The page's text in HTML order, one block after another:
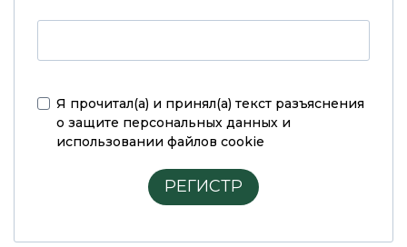
Я прочитал(а) и принял(а) текст разъяснения
о защите персональных данных и
использовании файлов cookie
РЕГИСТР